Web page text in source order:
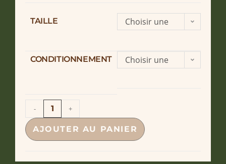
TAILLE
Choisir une
CONDITIONNEMENT
Choisir une
- +
AJOUTER AU PANIER